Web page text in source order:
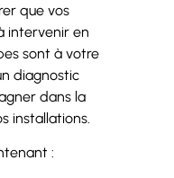
que vos
intervenir en
sont à votre
diagnostic
dans la
installations.
: